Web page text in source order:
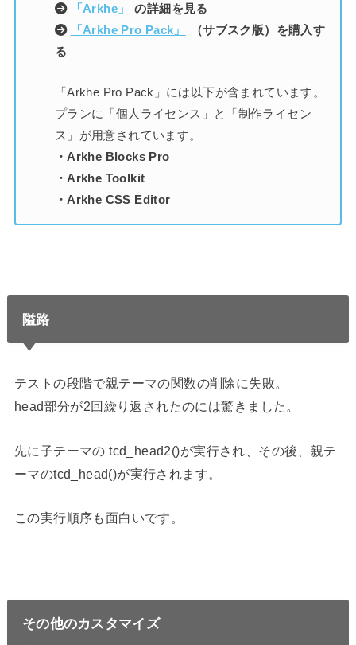
「Arkhe」
の詳細を見る
「Arkhe Pro Pack」
（サブスク版）を購入す
る
「Arkhe Pro Pack」には以下が含まれています。
プランに「個人ライセンス」と「制作ライセン
ス」が用意されています。
・Arkhe Blocks Pro
・Arkhe Toolkit
・Arkhe CSS Editor
隘路
テストの段階で親テーマの関数の削除に失敗。
head部分が2回繰り返されたのには驚きました。
先に子テーマの tcd_head2()が実行され、その後、親テ
ーマのtcd_head()が実行されます。
この実行順序も面白いです。
その他のカスタマイズ